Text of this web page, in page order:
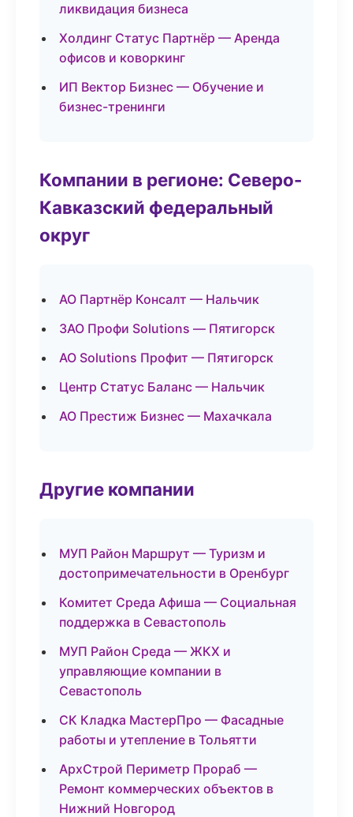
ликвидация бизнеса
Холдинг Статус Партнёр — Аренда
офисов и коворкинг
ИП Вектор Бизнес — Обучение и
бизнес-тренинги
Компании в регионе: Северо-
Кавказский федеральный
округ
АО Партнёр Консалт — Нальчик
ЗАО Профи Solutions — Пятигорск
АО Solutions Профит — Пятигорск
Центр Статус Баланс — Нальчик
АО Престиж Бизнес — Махачкала
Другие компании
МУП Район Маршрут — Туризм и
достопримечательности в Оренбург
Комитет Среда Афиша — Социальная
поддержка в Севастополь
МУП Район Среда — ЖКХ и
управляющие компании в
Севастополь
СК Кладка МастерПро — Фасадные
работы и утепление в Тольятти
АрхСтрой Периметр Прораб —
Ремонт коммерческих объектов в
Нижний Новгород